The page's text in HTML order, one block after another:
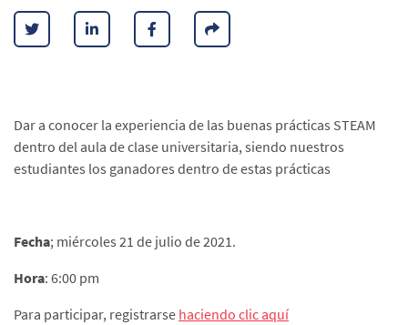
Dar a conocer la experiencia de las buenas prácticas STEAM
dentro del aula de clase universitaria, siendo nuestros
estudiantes los ganadores dentro de estas prácticas
Fecha; miércoles 21 de julio de 2021.
Hora: 6:00 pm
Para participar, registrarse haciendo clic aquí